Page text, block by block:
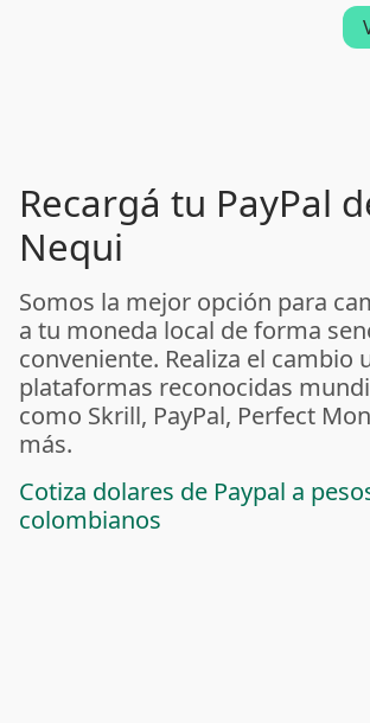
Recargá tu PayPal
Nequi
Somos la mejor opción para
a tu moneda local de forma
conveniente. Realiza el cambio
plataformas reconocidas
como Skrill, PayPal, Perfect
más.
Cotiza dolares de Paypal a
colombianos